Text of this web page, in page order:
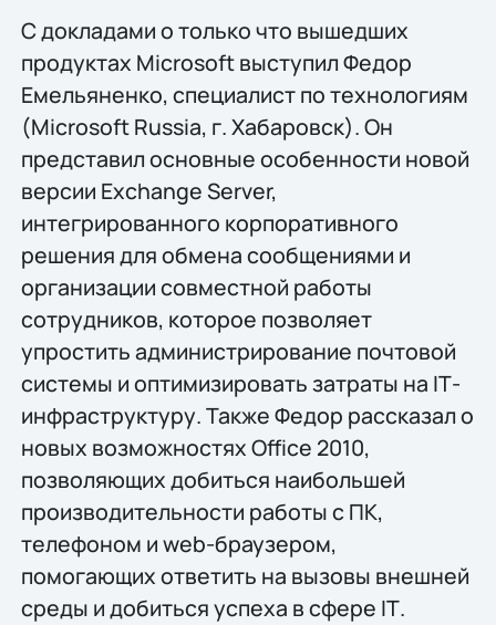
С докладами о только что вышедших
продуктах Microsoft выступил Федор
Емельяненко, специалист по технологиям
(Microsoft Russia, г. Хабаровск). Он
представил основные особенности новой
версии Exchange Server,
интегрированного корпоративного
решения для обмена сообщениями и
организации совместной работы
сотрудников, которое позволяет
упростить администрирование почтовой
системы и оптимизировать затраты на IТ-
инфраструктуру. Также Федор рассказал о
новых возможностях Office 2010,
позволяющих добиться наибольшей
производительности работы с ПК,
телефоном и web-браузером,
помогающих ответить на вызовы внешней
среды и добиться успеха в сфере IТ.